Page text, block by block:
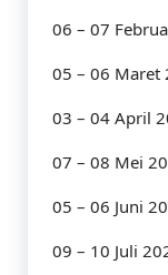
06 – 07
05 – 06 Maret
03 – 04 April
07 – 08 Mei
05 – 06 Juni
09 – 10 Juli